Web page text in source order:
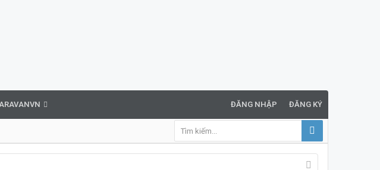
ĐĂNG NHẬP ĐĂNG KÝ